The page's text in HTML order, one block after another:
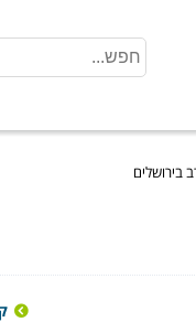
בירושלים